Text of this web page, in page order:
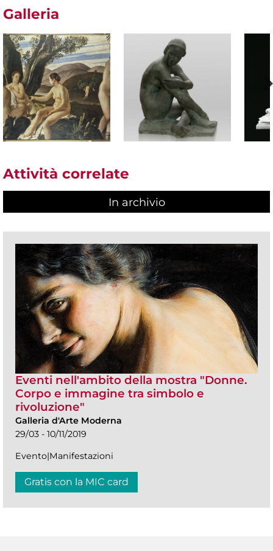
Galleria
Attività correlate
In archivio
Eventi nell'ambito della mostra "Donne.
Corpo e immagine tra simbolo e
rivoluzione"
Galleria d'Arte Moderna
29/03 - 10/11/2019
Evento|Manifestazioni
Gratis con la MIC card